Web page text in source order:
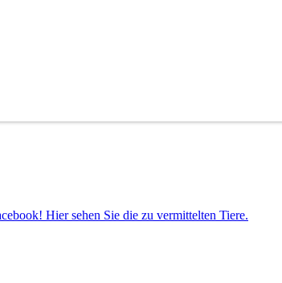
Hier sehen Sie die zu vermittelten Tiere.